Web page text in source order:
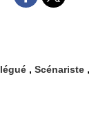
,Scénariste ,